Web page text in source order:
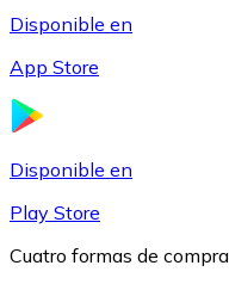
Disponible en
App Store
Disponible en
Play Store
Cuatro formas de